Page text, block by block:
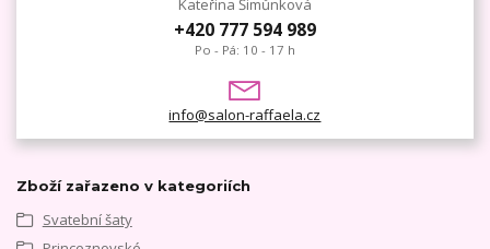
Kateřina Šimůnková
+420 777 594 989
Po - Pá: 10 - 17 h
info@salon-raffaela.cz
Zboží zařazeno v kategoriích
Svatební šaty